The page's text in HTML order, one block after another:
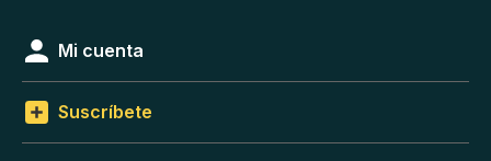
Mi cuenta
Suscríbete